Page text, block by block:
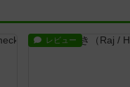
レビュー